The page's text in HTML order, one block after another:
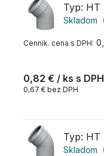
Typ:
Skladom
0,82 € / ks
0,67 € bez DPH
Typ:
Skladom